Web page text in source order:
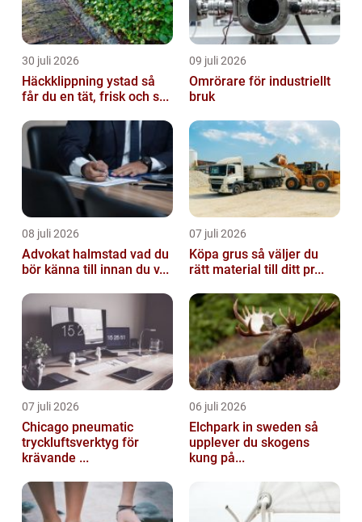
30 juli 2026
Häckklippning ystad så
får du en tät, frisk och s...
09 juli 2026
Omrörare för industriellt
bruk
08 juli 2026
Advokat halmstad vad du
bör känna till innan du v...
07 juli 2026
Köpa grus så väljer du
rätt material till ditt pr...
07 juli 2026
Chicago pneumatic
tryckluftsverktyg för
krävande ...
06 juli 2026
Elchpark in sweden så
upplever du skogens
kung på...